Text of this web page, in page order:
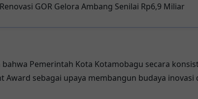
GOR Gelora Ambang Senilai Rp6,9 Miliar
Pemerintah Kota Kotamobagu secara
Award sebagai upaya membangun budaya